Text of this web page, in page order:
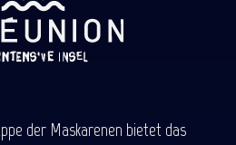
der Maskarenen bietet das